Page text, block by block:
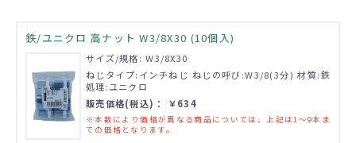
鉄/ユニクロ 高ナット W3/8X30 (10個入)
サイズ/規格: W3/8X30
ねじタイプ:インチねじ ねじの呼び:W3/8(3分) 材質:鉄
処理:ユニクロ
販売価格(税込)： ￥634
※本数により価格が異なる商品については、上記は1～9本ま
での価格となります。